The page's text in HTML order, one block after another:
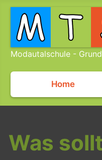
Modautalschule -
Home
Was